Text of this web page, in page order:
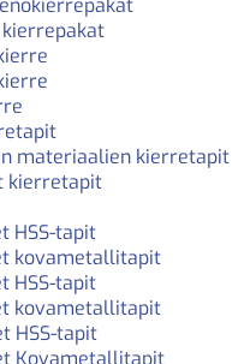
materiaalien kierretapit
kierretapit
HSS-tapit
kovametallitapit
HSS-tapit
kovametallitapit
HSS-tapit
Kovametallitapit